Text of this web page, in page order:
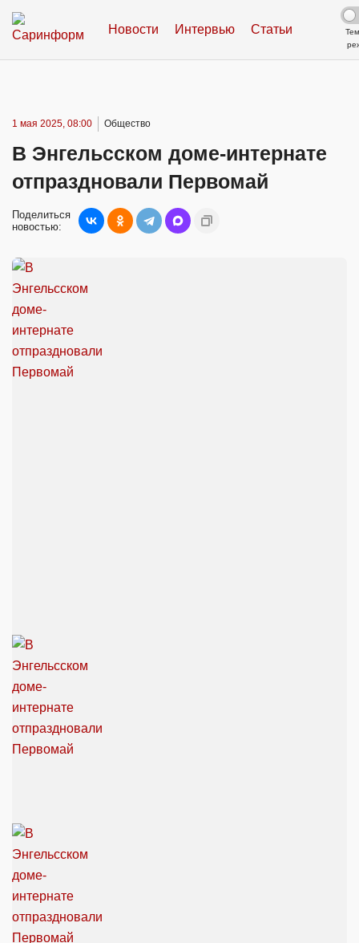
Новости Интервью Статьи
1 мая 2025, 08:00 Общество
В Энгельсском доме-интернате
отпраздновали Первомай
Поделиться
новостью: